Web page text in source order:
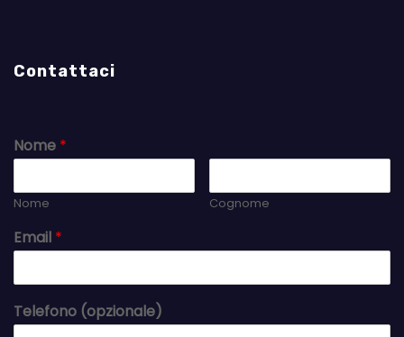
Contattaci
Nome *
Nome Cognome
Email *
Telefono (opzionale)